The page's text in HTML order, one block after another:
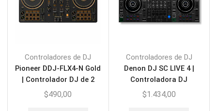
Controladores de DJ
Pioneer DDJ-FLX4-N Gold
| Controlador DJ de 2
canales
$490,00
Controladores de DJ
Denon DJ SC LIVE 4 |
Controladora DJ
independiente
$1.434,00